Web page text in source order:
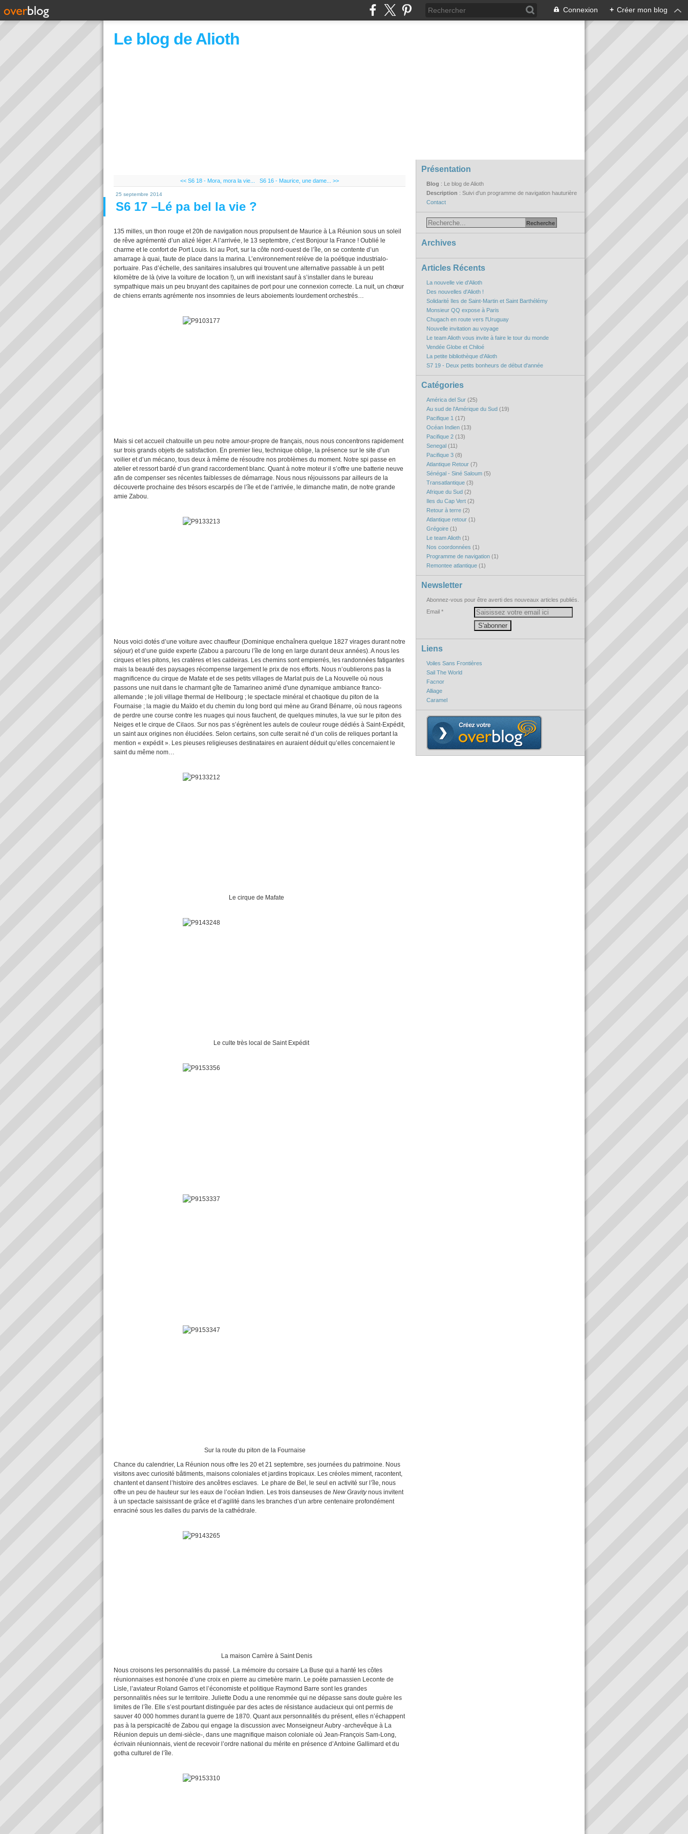
Connexion + Créer mon blog
Le blog de Alioth
<< S6 18 - Mora, mora la vie... S6 16 - Maurice, une dame... >>
25 septembre 2014
S6 17 –Lé pa bel la vie ?
135 milles, un thon rouge et 20h de navigation nous propulsent de Maurice à La Réunion sous un soleil
de rêve agrémenté d’un alizé léger. A l’arrivée, le 13 septembre, c’est Bonjour la France ! Oublié le
charme et le confort de Port Louis. Ici au Port, sur la côte nord-ouest de l’île, on se contente d’un
amarrage à quai, faute de place dans la marina. L’environnement relève de la poétique industrialo-
portuaire. Pas d’échelle, des sanitaires insalubres qui trouvent une alternative passable à un petit
kilomètre de là (vive la voiture de location !), un wifi inexistant sauf à s’installer dans le bureau
sympathique mais un peu bruyant des capitaines de port pour une connexion correcte. La nuit, un chœur
de chiens errants agrémente nos insomnies de leurs aboiements lourdement orchestrés…
Mais si cet accueil chatouille un peu notre amour-propre de français, nous nous concentrons rapidement
sur trois grands objets de satisfaction. En premier lieu, technique oblige, la présence sur le site d’un
voilier et d’un mécano, tous deux à même de résoudre nos problèmes du moment. Notre spi passe en
atelier et ressort bardé d’un grand raccordement blanc. Quant à notre moteur il s’offre une batterie neuve
afin de compenser ses récentes faiblesses de démarrage. Nous nous réjouissons par ailleurs de la
découverte prochaine des trésors escarpés de l’île et de l’arrivée, le dimanche matin, de notre grande
amie Zabou.
Nous voici dotés d’une voiture avec chauffeur (Dominique enchaînera quelque 1827 virages durant notre
séjour) et d’une guide experte (Zabou a parcouru l’île de long en large durant deux années). A nous les
cirques et les pitons, les cratères et les caldeiras. Les chemins sont empierrés, les randonnées fatigantes
mais la beauté des paysages récompense largement le prix de nos efforts. Nous n’oublierons pas la
magnificence du cirque de Mafate et de ses petits villages de Marlat puis de La Nouvelle où nous
passons une nuit dans le charmant gîte de Tamarineo animé d'une dynamique ambiance franco-
allemande ; le joli village thermal de Hellbourg ; le spectacle minéral et chaotique du piton de la
Fournaise ; la magie du Maïdo et du chemin du long bord qui mène au Grand Bénarre, où nous rageons
de perdre une course contre les nuages qui nous fauchent, de quelques minutes, la vue sur le piton des
Neiges et le cirque de Cilaos. Sur nos pas s’égrènent les autels de couleur rouge dédiés à Saint-Expédit,
un saint aux origines non élucidées. Selon certains, son culte serait né d’un colis de reliques portant la
mention « expédit ». Les pieuses religieuses destinataires en auraient déduit qu’elles concernaient le
saint du même nom…
Le cirque de Mafate
Le culte très local de Saint Expédit
Sur la route du piton de la Fournaise
Chance du calendrier, La Réunion nous offre les 20 et 21 septembre, ses journées du patrimoine. Nous
visitons avec curiosité bâtiments, maisons coloniales et jardins tropicaux. Les créoles miment, racontent,
chantent et dansent l’histoire des ancêtres esclaves. Le phare de Bel, le seul en activité sur l’île, nous
offre un peu de hauteur sur les eaux de l’océan Indien. Les trois danseuses de New Gravitynous invitent
à un spectacle saisissant de grâce et d’agilité dans les branches d’un arbre centenaire profondément
enraciné sous les dalles du parvis de la cathédrale.
La maison Carrère à Saint Denis
Nous croisons les personnalités du passé. La mémoire du corsaire La Buse qui a hanté les côtes
réunionnaises est honorée d’une croix en pierre au cimetière marin. Le poète parnassien Leconte de
Lisle, l’aviateur Roland Garros et l’économiste et politique Raymond Barre sont les grandes
personnalités nées sur le territoire. Juliette Dodu a une renommée qui ne dépasse sans doute guère les
limites de l’île. Elle s’est pourtant distinguée par des actes de résistance audacieux qui ont permis de
sauver 40 000 hommes durant la guerre de 1870. Quant aux personnalités du présent, elles n’échappent
pas à la perspicacité de Zabou qui engage la discussion avec Monseigneur Aubry -archevêque à La
Réunion depuis un demi-siècle-, dans une magnifique maison coloniale où Jean-François Sam-Long,
écrivain réunionnais, vient de recevoir l’ordre national du mérite en présence d’Antoine Gallimard et du
gotha culturel de l’île.
Présentation
Blog : Le blog de Alioth
Description : Suivi d'un programme de navigation hauturière
Contact
Archives
Articles Récents
La nouvelle vie d'Alioth
Des nouvelles d'Alioth !
Solidarité Iles de Saint-Martin et Saint Barthélémy
Monsieur QQ expose à Paris
Chugach en route vers l'Uruguay
Nouvelle invitation au voyage
Le team Alioth vous invite à faire le tour du monde
Vendée Globe et Chiloé
La petite bibliothèque d'Alioth
S7 19 - Deux petits bonheurs de début d'année
Catégories
América del Sur (25)
Au sud de l'Amérique du Sud (19)
Pacifique 1 (17)
Océan Indien (13)
Pacifique 2 (13)
Senegal (11)
Pacifique 3 (8)
Atlantique Retour (7)
Sénégal - Siné Saloum (5)
Transatlantique (3)
Afrique du Sud (2)
Iles du Cap Vert (2)
Retour à terre (2)
Atlantique retour (1)
Grégoire (1)
Le team Alioth (1)
Nos coordonnées (1)
Programme de navigation (1)
Remontee atlantique (1)
Newsletter
Abonnez-vous pour être averti des nouveaux articles publiés.
Email
Liens
Voiles Sans Frontières
Sail The World
Facnor
Alliage
Caramel